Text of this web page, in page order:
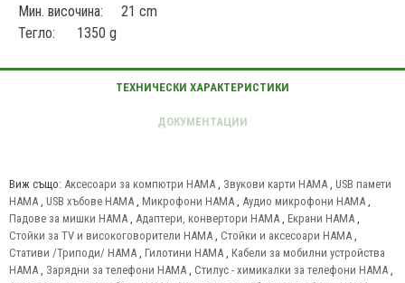
Мин. височина: 21 cm
Тегло: 1350 g
Виж също: Аксесоари за компютри HAMA , Звукови карти HAMA , USB памети
HAMA , USB хъбове HAMA , Микрофони HAMA , Аудио микрофони HAMA ,
Падове за мишки HAMA , Адаптери, конвертори HAMA , Екрани HAMA ,
Стойки за TV и високоговорители HAMA , Стойки и аксесоари HAMA ,
Стативи /Триподи/ HAMA , Гилотини HAMA , Кабели за мобилни устройства
HAMA , Зарядни за телефони HAMA , Стилус - химикалки за телефони HAMA ,